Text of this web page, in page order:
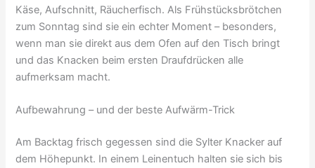
Käse, Aufschnitt, Räucherfisch. Als Frühstücksbrötchen
zum Sonntag sind sie ein echter Moment – besonders,
wenn man sie direkt aus dem Ofen auf den Tisch bringt
und das Knacken beim ersten Draufdrücken alle
aufmerksam macht.
Aufbewahrung – und der beste Aufwärm-Trick
Am Backtag frisch gegessen sind die Sylter Knacker auf
dem Höhepunkt. In einem Leinentuch halten sie sich bis